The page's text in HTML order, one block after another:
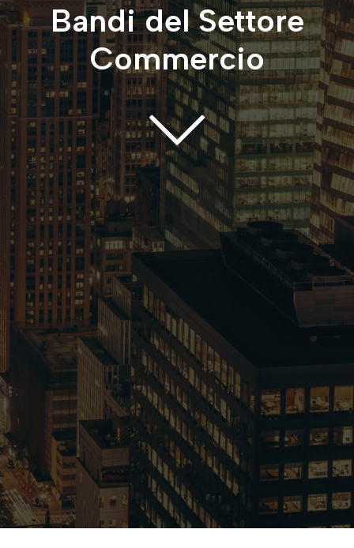
Bandi del Settore
Commercio